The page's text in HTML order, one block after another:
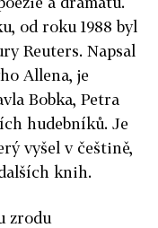
od roku 1988 byl
Reuters. Napsal
Allena, je
Bobka, Petra
hudebníků. Je
vyšel v češtině,
knih.
zrodu